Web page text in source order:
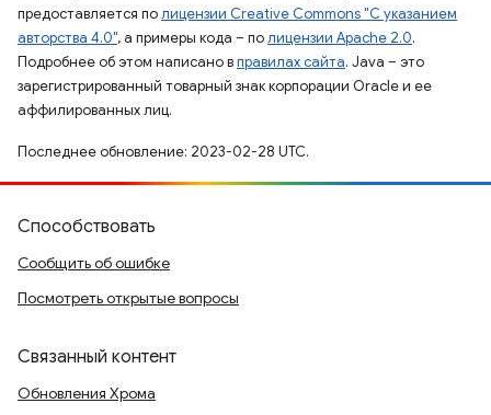
предоставляется полицензии Creative Commons "С указанием
авторства 4.0", а примеры кода – полицензии Apache 2.0.
Подробнее об этом написано вправилах сайта. Java – это
зарегистрированный товарный знак корпорации Oracle и ее
аффилированных лиц.
Последнее обновление: 2023-02-28 UTC.
Способствовать
Сообщить об ошибке
Посмотреть открытые вопросы
Связанный контент
Обновления Хрома